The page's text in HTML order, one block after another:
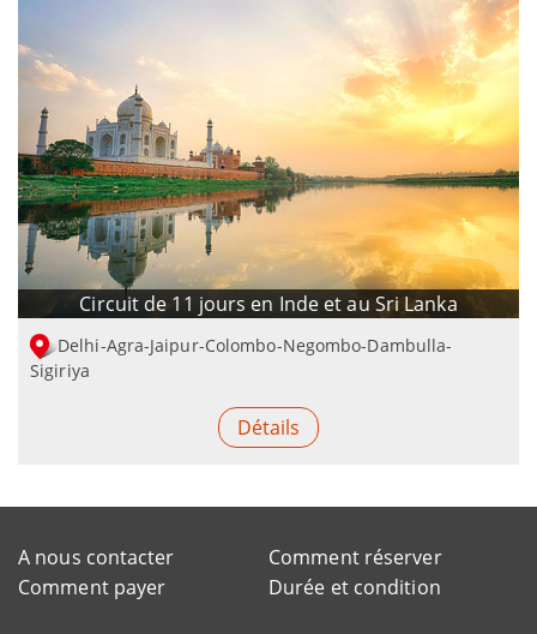
Circuit de 11 jours en Inde et au Sri Lanka
Delhi-Agra-Jaipur-Colombo-Negombo-Dambulla-
Sigiriya
Détails
A nous contacter
Comment réserver
Comment payer
Durée et condition